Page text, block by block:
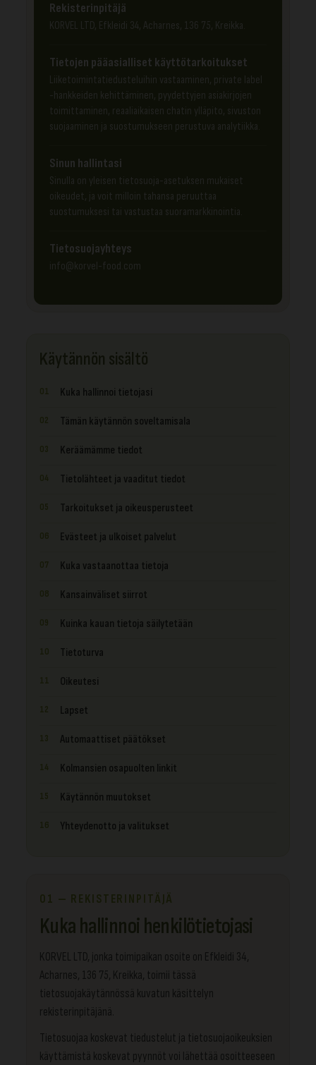
Rekisterinpitäjä
KORVEL LTD, Efkleidi 34, Acharnes, 136 75, Kreikka.
Tietojen pääasialliset käyttötarkoitukset
Liiketoimintatiedusteluihin vastaaminen, private label
-hankkeiden kehittäminen, pyydettyjen asiakirjojen
toimittaminen, reaaliaikaisen chatin ylläpito, sivuston
suojaaminen ja suostumukseen perustuva analytiikka.
Sinun hallintasi
Sinulla on yleisen tietosuoja-asetuksen mukaiset
oikeudet, ja voit milloin tahansa peruuttaa
suostumuksesi tai vastustaa suoramarkkinointia.
Tietosuojayhteys
info@korvel-food.com
Käytännön sisältö
Kuka hallinnoi tietojasi
Tämän käytännön soveltamisala
Keräämämme tiedot
Tietolähteet ja vaaditut tiedot
Tarkoitukset ja oikeusperusteet
Evästeet ja ulkoiset palvelut
Kuka vastaanottaa tietoja
Kansainväliset siirrot
Kuinka kauan tietoja säilytetään
Tietoturva
Oikeutesi
Lapset
Automaattiset päätökset
Kolmansien osapuolten linkit
Käytännön muutokset
Yhteydenotto ja valitukset
01 — REKISTERINPITÄJÄ
Kuka hallinnoi henkilötietojasi
KORVEL LTD, jonka toimipaikan osoite on Efkleidi 34,
Acharnes, 136 75, Kreikka, toimii tässä
tietosuojakäytännössä kuvatun käsittelyn
rekisterinpitäjänä.
Tietosuojaa koskevat tiedustelut ja tietosuojaoikeuksien
käyttämistä koskevat pyynnöt voi lähettää osoitteeseen